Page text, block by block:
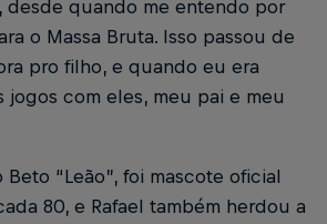
desde quando me entendo por
o Massa Bruta. Isso passou de
pro filho, e quando eu era
jogos com eles, meu pai e meu
Beto “Leão”, foi mascote oficial
80, e Rafael também herdou a